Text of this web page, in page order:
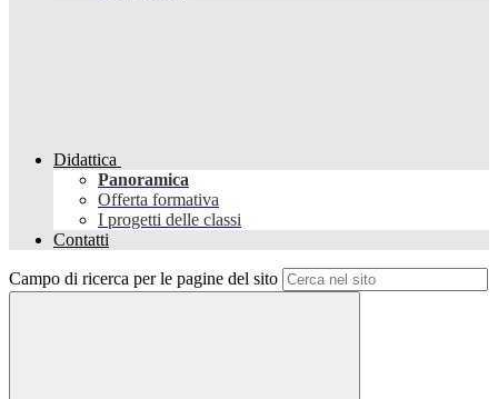
Didattica
Panoramica
Offerta formativa
I progetti delle classi
Contatti
Campo di ricerca per le pagine del sito